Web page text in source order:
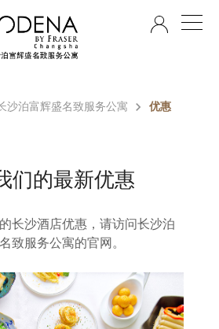
沙泊富辉盛名致服务公寓 优惠
们的最新优惠
长沙酒店优惠，请访问长沙泊
致服务公寓的官网。